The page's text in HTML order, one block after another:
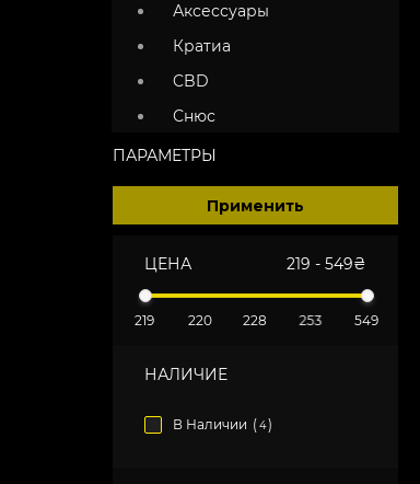
Аксессуары
Кратиа
CBD
Снюс
ПАРАМЕТРЫ
Применить
ЦЕНА 219 - 549₴
219 220 228 253 549
НАЛИЧИЕ
В Наличии (4)